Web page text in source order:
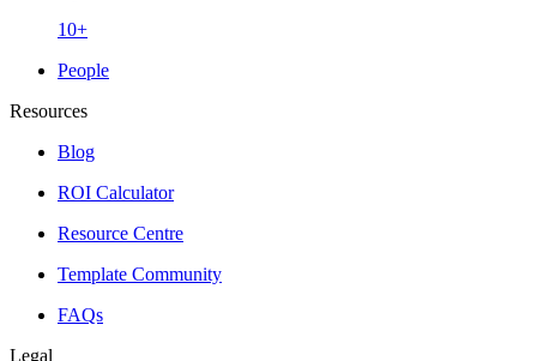
10+
People
Resources
Blog
ROI Calculator
Resource Centre
Template Community
FAQs
Legal